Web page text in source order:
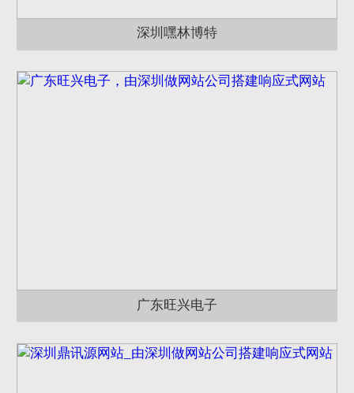
深圳嘿林博特
广东旺兴电子